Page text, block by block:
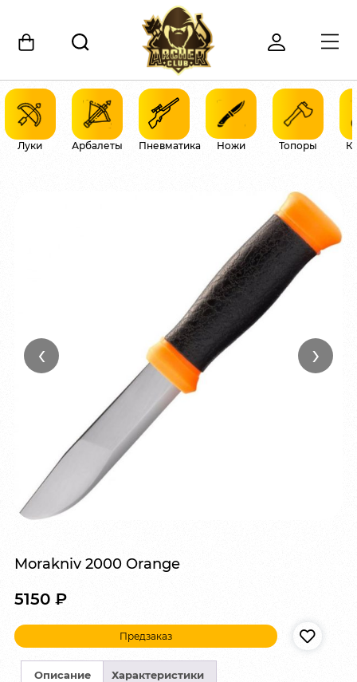
Луки Арбалеты Пневматика Ножи Топоры
‹ ›
Morakniv 2000 Orange
5150 ₽
Предзаказ
Описание Характеристики